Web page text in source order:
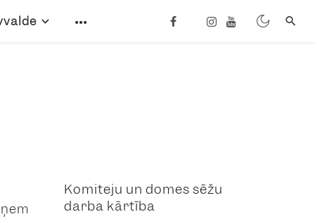
Komiteju un domes sēžu
darba kārtība